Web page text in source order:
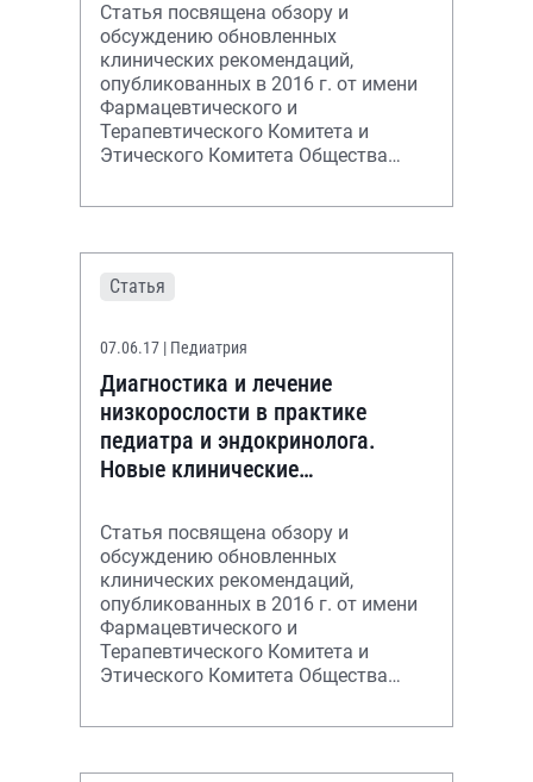
Статья посвящена обзору и
обсуждению обновленных
клинических рекомендаций,
опубликованных в 2016 г. от имени
Фармацевтического и
Терапевтического Комитета и
Этического Комитета Общества
Рекомендации могут помочь в
Статья
07.06.17 | Педиатрия
Диагностика и лечение
низкорослости в практике
педиатра и эндокринолога.
Новые клинические
Статья посвящена обзору и
обсуждению обновленных
клинических рекомендаций,
опубликованных в 2016 г. от имени
Фармацевтического и
Терапевтического Комитета и
Этического Комитета Общества
Рекомендации могут помочь в